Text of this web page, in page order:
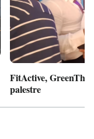
FitActive,
palestre